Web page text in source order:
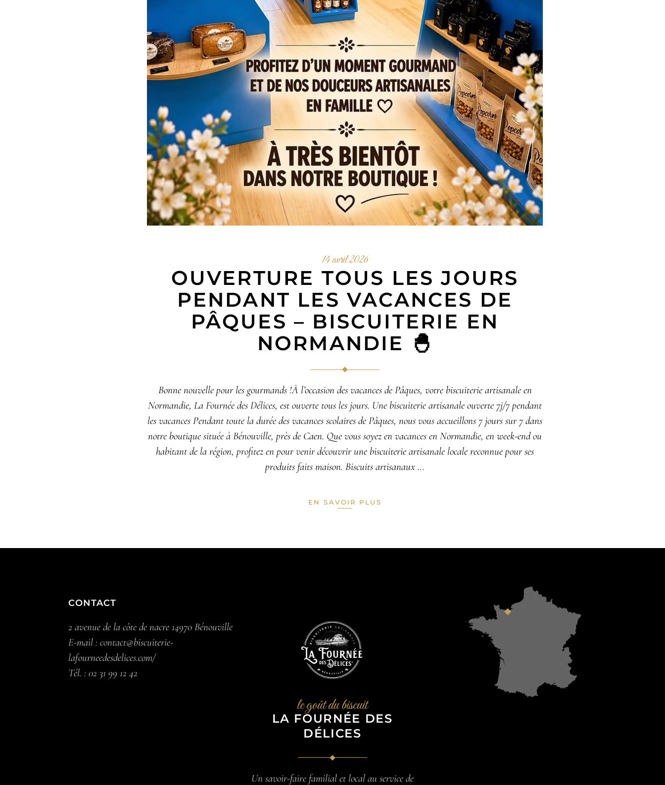
14 avril 2026
OUVERTURE TOUS LES JOURS
PENDANT LES VACANCES DE
PÂQUES – BISCUITERIE EN
NORMANDIE 🐣
Bonne nouvelle pour les gourmands !À l’occasion des vacances de Pâques, votre biscuiterie artisanale en
Normandie, La Fournée des Délices, est ouverte tous les jours. Une biscuiterie artisanale ouverte 7j/7 pendant
les vacances Pendant toute la durée des vacances scolaires de Pâques, nous vous accueillons 7 jours sur 7 dans
notre boutique située à Bénouville, près de Caen. Que vous soyez en vacances en Normandie, en week-end ou
habitant de la région, profitez en pour venir découvrir une biscuiterie artisanale locale reconnue pour ses
produits faits maison. Biscuits artisanaux
EN SAVOIR PLUS
CONTACT
2 avenue de la côte de nacre 14970 Bénouville
E-mail :contact@biscuiterie-
lafourneedesdelices.com/
Tél. :02 31 99 12 42
le goût du biscuit
LA FOURNÉE DES
DÉLICES
Un savoir-faire familial et local au service de